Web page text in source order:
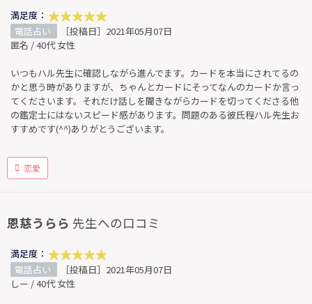
満足度：
電話占い
［投稿日］2021年05月07日
匿名 / 40代 女性
いつもハル先生に確認しながら進んでます。カードを本当にされてるの
かと思う時がありますが、ちゃんとカードにそってなんのカードか言っ
てくださいます。それだけ話しを聞きながらカードを切ってくださる他
の鑑定士にはないスピード感があります。問題のある彼氏程ハル先生お
すすめです(^^)ありがとうございます。
恋愛
恩慈うらら 先生への口コミ
満足度：
電話占い
［投稿日］2021年05月07日
しー / 40代 女性